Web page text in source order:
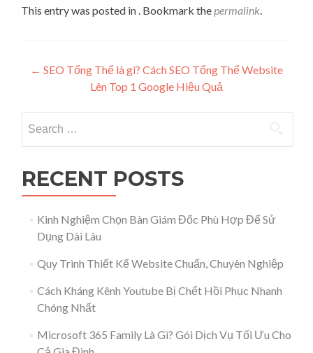
This entry was posted in . Bookmark thepermalink.
Post navigation
← SEO Tổng Thể là gì? Cách SEO Tổng Thể Website
Lên Top 1 Google Hiệu Quả
RECENT POSTS
Kinh Nghiệm Chọn Bàn Giám Đốc Phù Hợp Để Sử
Dụng Dài Lâu
Quy Trình Thiết Kế Website Chuẩn, Chuyên Nghiệp
Cách Kháng Kênh Youtube Bị Chết Hồi Phục Nhanh
Chóng Nhất
Microsoft 365 Family Là Gì? Gói Dịch Vụ Tối Ưu Cho